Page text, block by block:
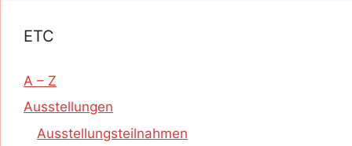
ETC
A – Z
Ausstellungen
Ausstellungsteilnahmen